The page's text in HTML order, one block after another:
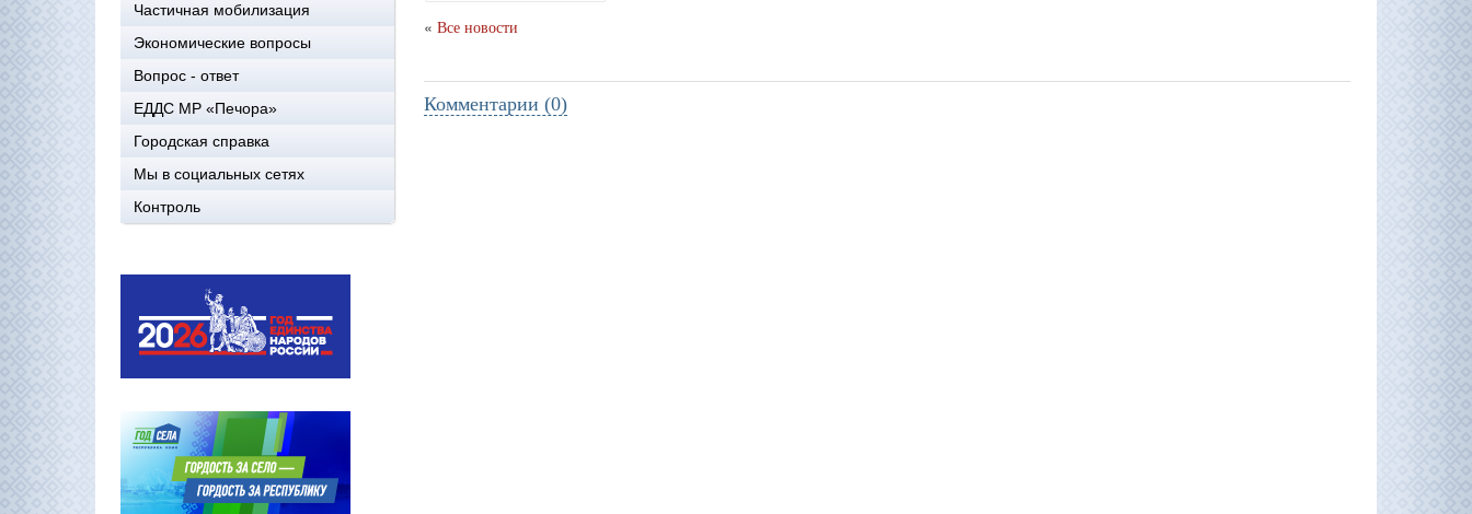
Частичная мобилизация
Экономические вопросы
Вопрос - ответ
ЕДДС МР «Печора»
Городская справка
Мы в социальных сетях
Контроль
« Все новости
Комментарии (0)